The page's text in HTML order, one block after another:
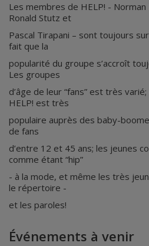
Les membres de HELP! - Norman
Ronald Stutz et
Pascal Tirapani – sont toujours
fait que la
popularité du groupe s’accroît
Les groupes
d’âge de leur “fans” est très
HELP! est très
populaire auprès des baby-
de fans
d’entre 12 et 45 ans; les jeunes
comme étant “hip”
- à la mode, et même les très
le répertoire -
et les paroles!
Événements à venir